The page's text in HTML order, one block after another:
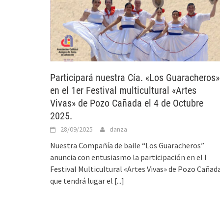
Participará nuestra Cía. «Los Guaracheros»
en el 1er Festival multicultural «Artes
Vivas» de Pozo Cañada el 4 de Octubre
2025.
28/09/2025 danza
Nuestra Compañía de baile “Los Guaracheros”
anuncia con entusiasmo la participación en el I
Festival Multicultural «Artes Vivas» de Pozo
que tendrá lugar el [...]